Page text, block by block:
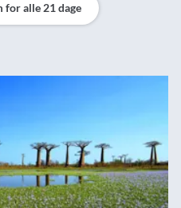
for alle 21 dage